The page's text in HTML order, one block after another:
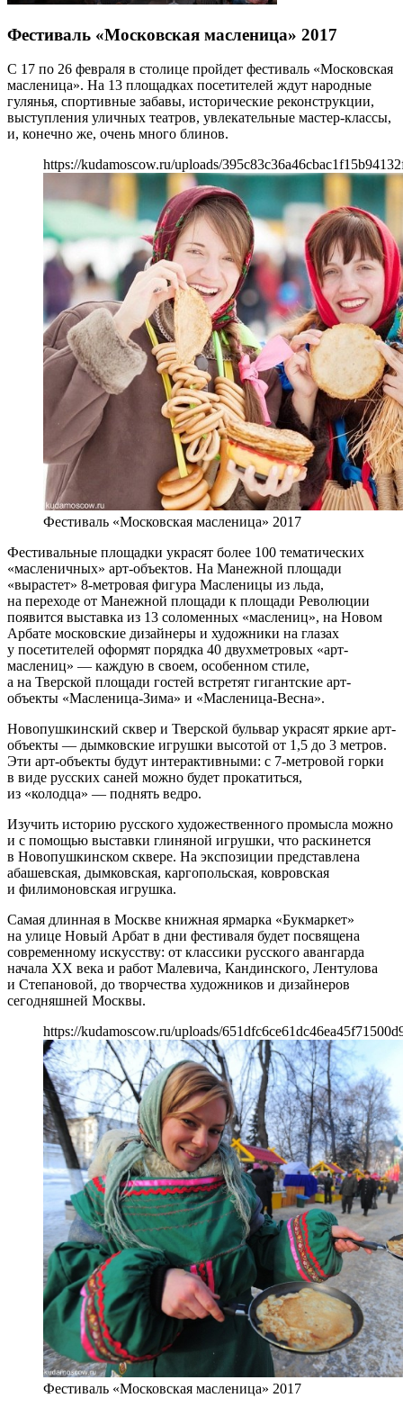
Фестиваль «Московская масленица» 2017
С 17 по 26 февраля в столице пройдет фестиваль «Московская
масленица». На 13 площадках посетителей ждут народные
гулянья, спортивные забавы, исторические реконструкции,
выступления уличных театров, увлекательные мастер-классы,
и, конечно же, очень много блинов.
https://kudamoscow.ru/uploads/
Фестиваль «Московская масленица» 2017
Фестивальные площадки украсят более 100 тематических
«масленичных» арт-объектов. На Манежной площади
«вырастет» 8-метровая фигура Масленицы из льда,
на переходе от Манежной площади к площади Революции
появится выставка из 13 соломенных «маслениц», на Новом
Арбате московские дизайнеры и художники на глазах
у посетителей оформят порядка 40 двухметровых «арт-
маслениц» — каждую в своем, особенном стиле,
а на Тверской площади гостей встретят гигантские арт-
объекты «Масленица-Зима» и «Масленица-Весна».
Новопушкинский сквер и Тверской бульвар украсят яркие арт-
объекты — дымковские игрушки высотой от 1,5 до 3 метров.
Эти арт-объекты будут интерактивными: с 7-метровой горки
в виде русских саней можно будет прокатиться,
из «колодца» — поднять ведро.
Изучить историю русского художественного промысла можно
и с помощью выставки глиняной игрушки, что раскинется
в Новопушкинском сквере. На экспозиции представлена
абашевская, дымковская, каргопольская, ковровская
и филимоновская игрушка.
Самая длинная в Москве книжная ярмарка «Букмаркет»
на улице Новый Арбат в дни фестиваля будет посвящена
современному искусству: от классики русского авангарда
начала XX века и работ Малевича, Кандинского, Лентулова
и Степановой, до творчества художников и дизайнеров
сегодняшней Москвы.
https://kudamoscow.ru/uploads/
Фестиваль «Московская масленица» 2017